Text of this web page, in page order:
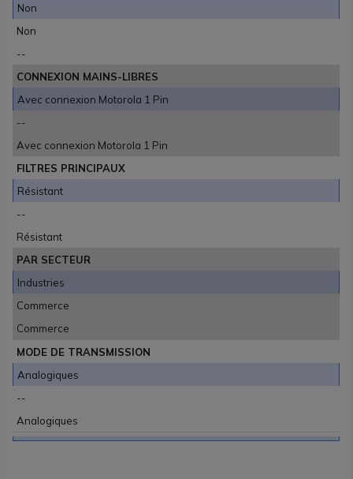
Non
Non
--
CONNEXION MAINS-LIBRES
Avec connexion Motorola 1 Pin
--
Avec connexion Motorola 1 Pin
FILTRES PRINCIPAUX
Résistant
--
Résistant
PAR SECTEUR
Industries
Commerce
Commerce
MODE DE TRANSMISSION
Analogiques
--
Analogiques